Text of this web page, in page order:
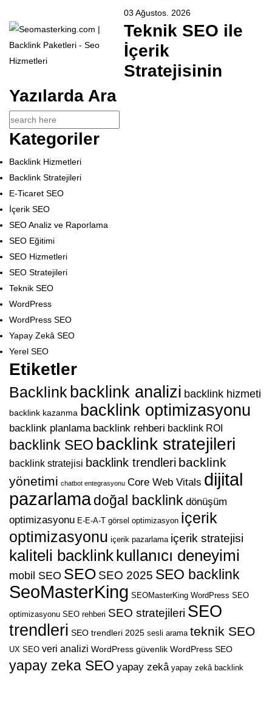
03 Ağustos. 2026
Teknik SEO ile
İçerik
Stratejisinin
Yazılarda Ara
Kategoriler
Backlink Hizmetleri
Backlink Stratejileri
E-Ticaret SEO
İçerik SEO
SEO Analiz ve Raporlama
SEO Eğitimi
SEO Hizmetleri
SEO Stratejileri
Teknik SEO
WordPress
WordPress SEO
Yapay Zekâ SEO
Yerel SEO
Etiketler
Backlink backlink analizi backlink hizmeti
backlink kazanma backlink optimizasyonu
backlink planlama backlink rehberi backlink ROI
backlink SEO backlink stratejileri
backlink stratejisi backlink trendleri backlink
yönetimi chatbot entegrasyonu Core Web Vitals dijital
pazarlamadoğal backlink dönüşüm
optimizasyonu E-E-A-T görsel optimizasyon içerik
optimizasyonu içerik pazarlama içerik stratejisi
kaliteli backlink kullanıcı deneyimi
mobil SEO SEO SEO 2025 SEO backlink
SeoMasterKing SEOMasterKing WordPress SEO
optimizasyonu SEO rehberi SEO stratejileri SEO
trendleri SEO trendleri 2025 sesli arama teknik SEO
UX SEO veri analizi WordPress güvenlik WordPress SEO
yapay zeka SEO yapay zekâ yapay zekâ backlink